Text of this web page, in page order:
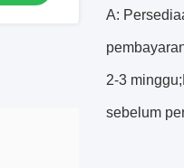
A:
2-3
sebelum